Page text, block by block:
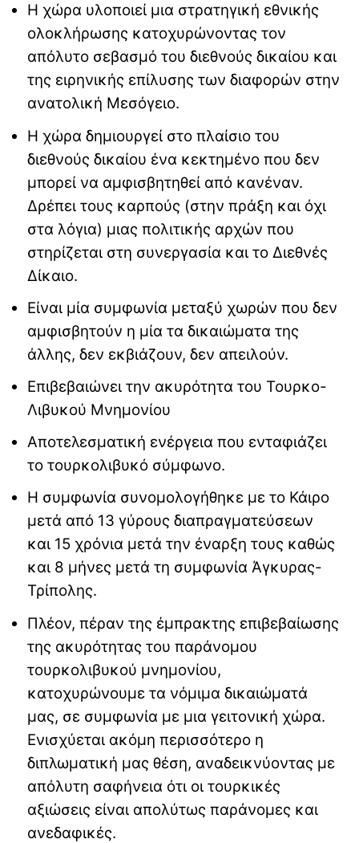
Η χώρα υλοποιεί μια στρατηγική εθνικής
ολοκλήρωσης κατοχυρώνοντας τον
απόλυτο σεβασμό του διεθνούς δικαίου και
της ειρηνικής επίλυσης των διαφορών στην
ανατολική Μεσόγειο.
Η χώρα δημιουργεί στο πλαίσιο του
διεθνούς δικαίου ένα κεκτημένο που δεν
μπορεί να αμφισβητηθεί από κανέναν.
Δρέπει τους καρπούς (στην πράξη και όχι
στα λόγια) μιας πολιτικής αρχών που
στηρίζεται στη συνεργασία και το Διεθνές
Δίκαιο.
Είναι μία συμφωνία μεταξύ χωρών που δεν
αμφισβητούν η μία τα δικαιώματα της
άλλης, δεν εκβιάζουν, δεν απειλούν.
Επιβεβαιώνει την ακυρότητα του Τουρκο-
Λιβυκού Μνημονίου
Αποτελεσματική ενέργεια που ενταφιάζει
το τουρκολιβυκό σύμφωνο.
Η συμφωνία συνομολογήθηκε με το Κάιρο
μετά από 13 γύρους διαπραγματεύσεων
και 15 χρόνια μετά την έναρξη τους καθώς
και 8 μήνες μετά τη συμφωνία Άγκυρας-
Τρίπολης.
Πλέον, πέραν της έμπρακτης επιβεβαίωσης
της ακυρότητας του παράνομου
τουρκολιβυκού μνημονίου,
κατοχυρώνουμε τα νόμιμα δικαιώματά
μας, σε συμφωνία με μια γειτονική χώρα.
Ενισχύεται ακόμη περισσότερο η
διπλωματική μας θέση, αναδεικνύοντας με
απόλυτη σαφήνεια ότι οι τουρκικές
αξιώσεις είναι απολύτως παράνομες και
ανεδαφικές.